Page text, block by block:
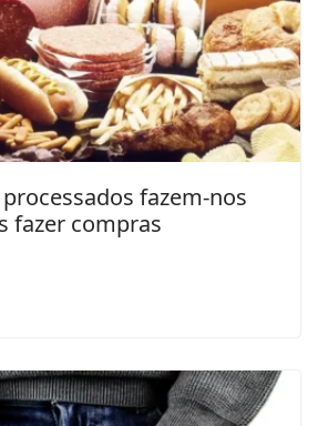
fazem-nos
fazer compras